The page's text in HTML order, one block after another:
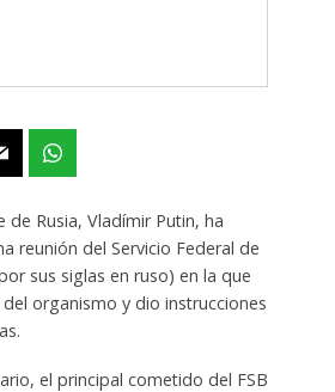
de Rusia, Vladímir Putin, ha
reunión del Servicio Federal de
sus siglas en ruso) en la que
organismo y dio instrucciones
el principal cometido del FSB